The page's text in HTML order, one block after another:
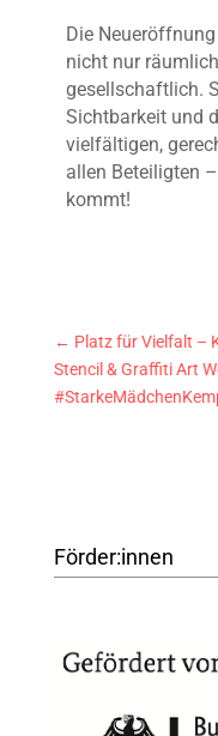
Die
nicht nur
gesellschaftlich.
Sichtbarkeit und
vielfältigen,
allen Beteiligten
kommt!
← Platz für Vielfalt –
Stencil & Graffiti Art
Förder:innen